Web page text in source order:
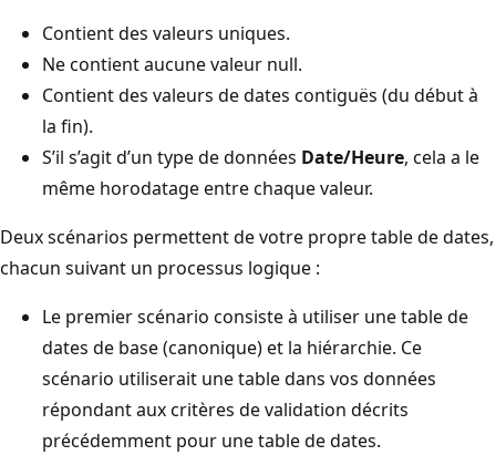
Contient des valeurs uniques.
Ne contient aucune valeur null.
Contient des valeurs de dates contiguës (du début à
la fin).
S’il s’agit d’un type de données Date/Heure, cela a le
même horodatage entre chaque valeur.
Deux scénarios permettent de votre propre table de dates,
chacun suivant un processus logique :
Le premier scénario consiste à utiliser une table de
dates de base (canonique) et la hiérarchie. Ce
scénario utiliserait une table dans vos données
répondant aux critères de validation décrits
précédemment pour une table de dates.